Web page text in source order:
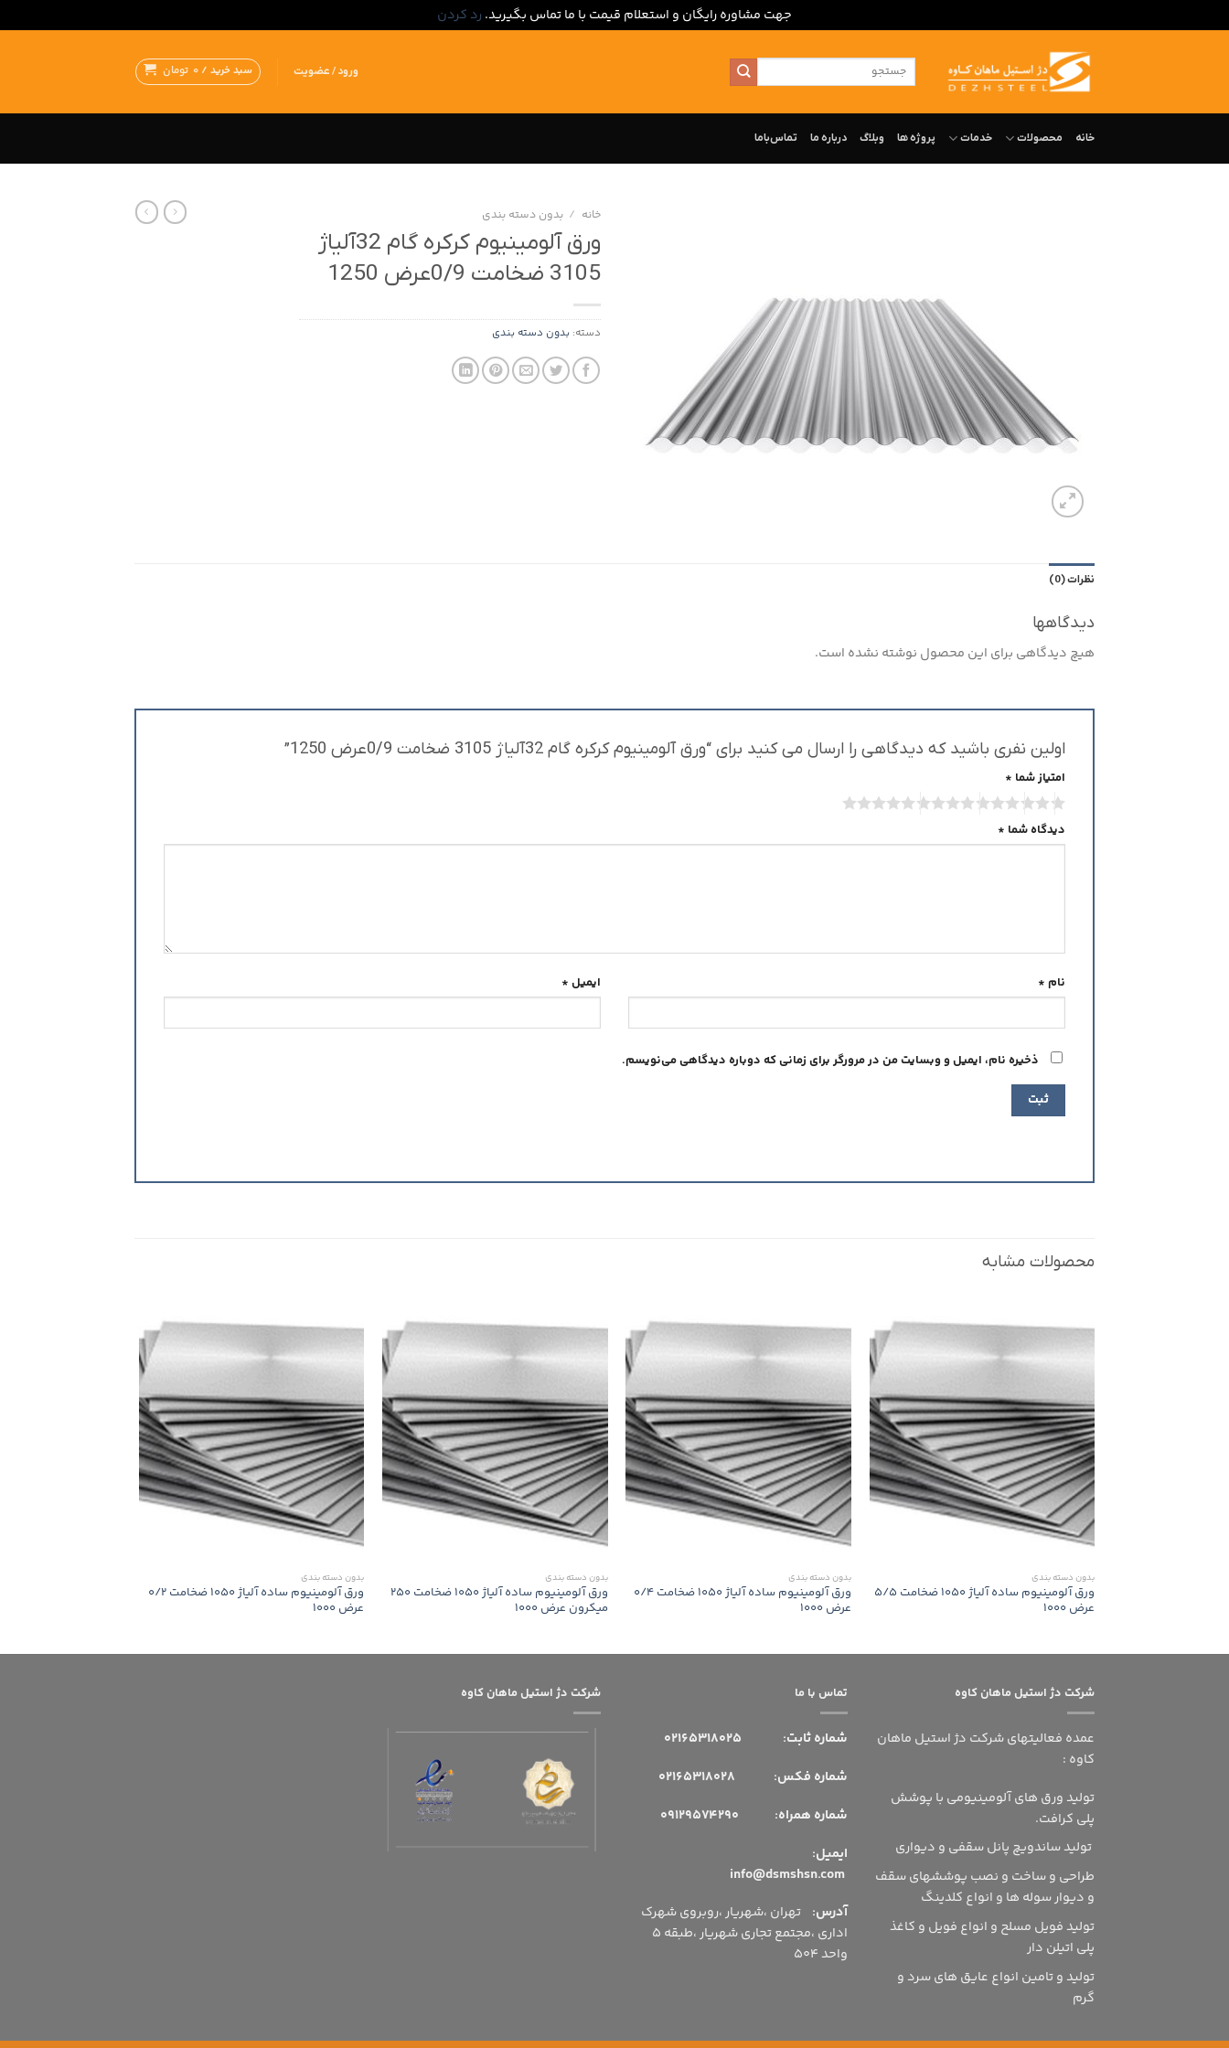
جهت مشاوره رایگان و استعلام قیمت با ما تماس بگیرید. رد کردن
جستجو
برای:
ورود / عضویت سبد خرید / 0 تومان
خانه محصولات خدمات پروژه ها وبلاگ درباره‌ ما تماس‌با‌ما
خانه / بدون‌ دسته بندی
ورق آلومینیوم کرکره گام 32آلیاژ
3105 ضخامت 0/9عرض 1250
دسته: بدون‌ دسته بندی
نظرات (0)
دیدگاهها
هیچ دیدگاهی برای این محصول نوشته نشده است.
اولین نفری باشید که دیدگاهی را ارسال می کنید برای “ورق آلومینیوم کرکره گام 32آلیاژ 3105 ضخامت 0/9عرض 1250”
امتیاز شما *
دیدگاه شما *
نام * ایمیل *
ذخیره نام، ایمیل و وبسایت من در مرورگر برای زمانی که دوباره دیدگاهی می‌نویسم.
محصولات مشابه
بدون‌ دسته بندی
ورق آلومینیوم ساده آلیاژ 1050 ضخامت 5/5
عرض 1000
بدون‌ دسته بندی
ورق آلومینیوم ساده آلیاژ 1050 ضخامت 0/4
عرض 1000
بدون‌ دسته بندی
ورق آلومینیوم ساده آلیاژ 1050 ضخامت 250
میکرون عرض 1000
بدون‌ دسته بندی
ورق آلومینیوم ساده آلیاژ 1050 ضخامت 0/2
عرض 1000
شرکت دژ استیل ماهان کاوه
عمده فعالیتهای شرکت دژ استیل ماهان
کاوه :
تولید ورق های آلومینیومی با پوشش
پلی کرافت.
تولید ساندویچ پانل سقفی و دیواری
طراحی و ساخت و نصب پوششهای سقف
و دیوار سوله ها و انواع کلدینگ
تولید فویل مسلح و انواع فویل و کاغذ
پلی اتیلن دار
تولید و تامین انواع عایق های سرد و
گرم
تماس با ما
شماره ثابت:
شماره فکس: 02165318028
شماره همراه: 09129574290
ایمیل:
آدرس: تهران ،شهریار ،روبروی شهرک
اداری ،مجتمع تجاری شهریار ،طبقه 5
واحد 504
شرکت دژ استیل ماهان کاوه